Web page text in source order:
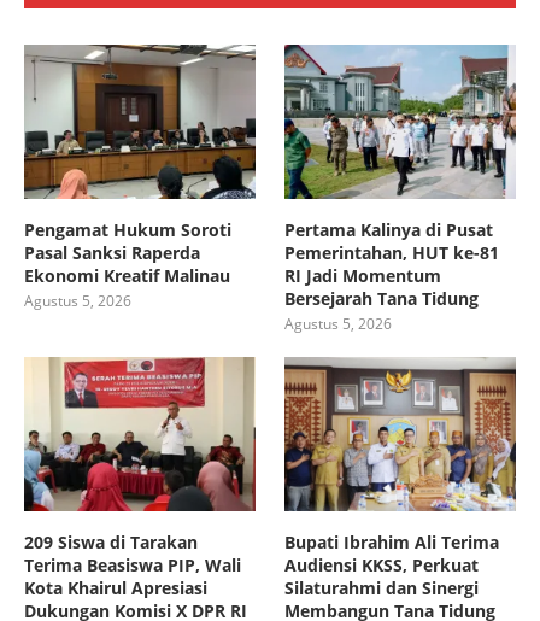
Pengamat Hukum Soroti
Pasal Sanksi Raperda
Ekonomi Kreatif Malinau
Agustus 5, 2026
Pertama Kalinya di Pusat
Pemerintahan, HUT ke-81
RI Jadi Momentum
Bersejarah Tana Tidung
Agustus 5, 2026
209 Siswa di Tarakan
Terima Beasiswa PIP, Wali
Kota Khairul Apresiasi
Dukungan Komisi X DPR RI
Bupati Ibrahim Ali Terima
Audiensi KKSS, Perkuat
Silaturahmi dan Sinergi
Membangun Tana Tidung